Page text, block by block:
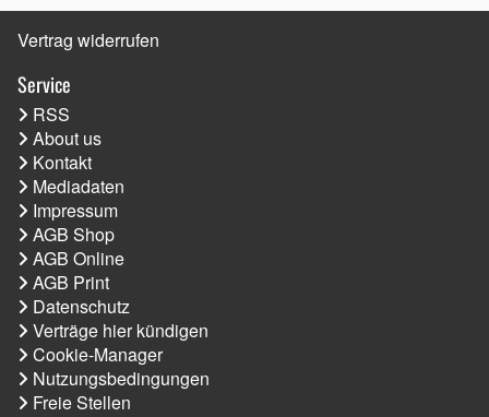
Vertrag widerrufen
Service
RSS
About us
Kontakt
Mediadaten
Impressum
AGB Shop
AGB Online
AGB Print
Datenschutz
Verträge hier kündigen
Cookie-Manager
Nutzungsbedingungen
Freie Stellen